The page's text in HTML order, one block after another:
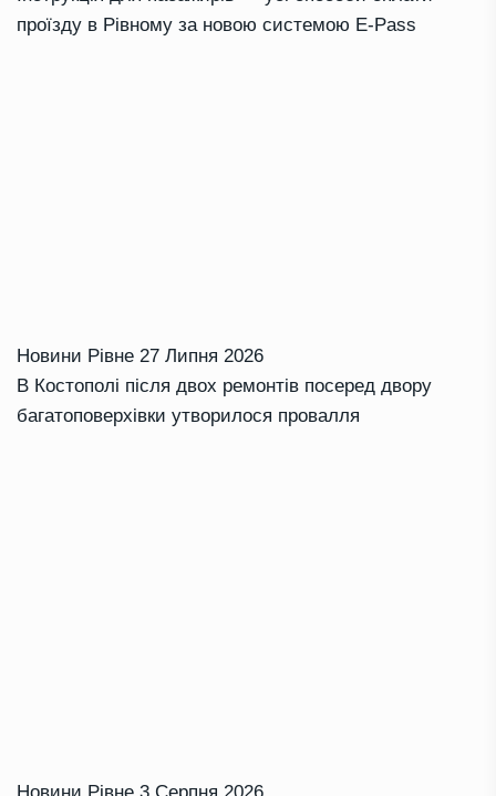
проїзду в Рівному за новою системою E-Pass
Новини Рівне 27 Липня 2026
В Костополі після двох ремонтів посеред двору
багатоповерхівки утворилося провалля